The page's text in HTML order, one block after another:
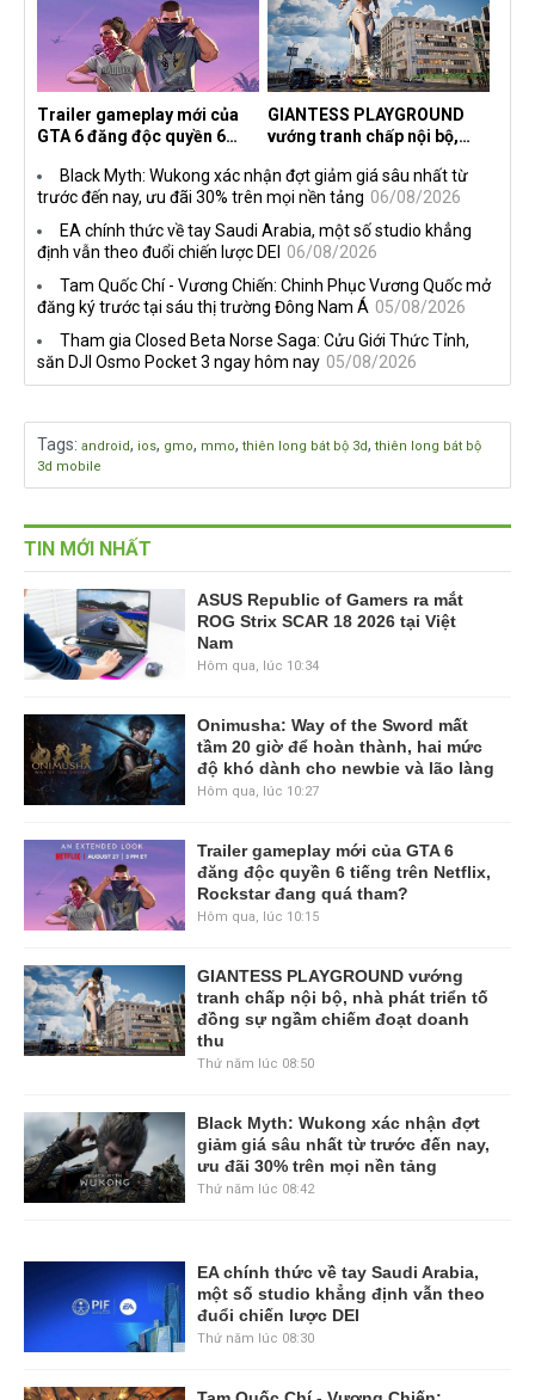
Trailer gameplay mới của
GTA 6 đăng độc quyền 6
đang quá tham?
GIANTESS PLAYGROUND
vướng tranh chấp nội bộ,
ngầm chiếm đoạt doanh thu
Black Myth: Wukong xác nhận đợt giảm giá sâu nhất từ
trước đến nay, ưu đãi 30% trên mọi nền tảng 06/08/2026
EA chính thức về tay Saudi Arabia, một số studio khẳng
định vẫn theo đuổi chiến lược DEI
06/08/2026
Tam Quốc Chí - Vương Chiến: Chinh Phục Vương Quốc mở
đăng ký trước tại sáu thị trường Đông Nam Á 05/08/2026
Tham gia Closed Beta Norse Saga: Cửu Giới Thức Tỉnh,
săn DJI Osmo Pocket 3 ngay hôm nay 05/08/2026
Tags: android, ios, gmo, mmo, thiên long bát bộ 3d, thiên long bát bộ
3d mobile
TIN MỚI NHẤT
ASUS Republic of Gamers ra mắt
ROG Strix SCAR 18 2026 tại Việt
Nam
Hôm qua, lúc 10:34
Onimusha: Way of the Sword mất
tầm 20 giờ để hoàn thành, hai mức
độ khó dành cho newbie và lão làng
Hôm qua, lúc 10:27
Trailer gameplay mới của GTA 6
đăng độc quyền 6 tiếng trên Netflix,
Rockstar đang quá tham?
Hôm qua, lúc 10:15
GIANTESS PLAYGROUND vướng
tranh chấp nội bộ, nhà phát triển tố
đồng sự ngầm chiếm đoạt doanh
thu
Thứ năm lúc 08:50
Black Myth: Wukong xác nhận đợt
giảm giá sâu nhất từ trước đến nay,
ưu đãi 30% trên mọi nền tảng
Thứ năm lúc 08:42
EA chính thức về tay Saudi Arabia,
một số studio khẳng định vẫn theo
đuổi chiến lược DEI
Thứ năm lúc 08:30